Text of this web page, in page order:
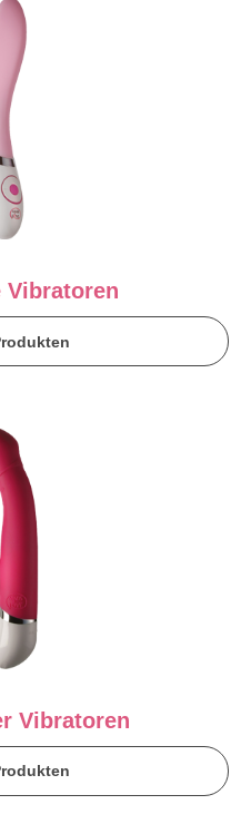
Vibratoren
Vibratoren